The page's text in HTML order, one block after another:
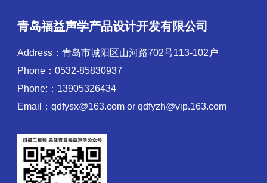
青岛福益声学产品设计开发有限公司
Address：青岛市城阳区山河路702号113-102户
Phone：0532-85830937
Phone:：13905326434
Email：qdfysx@163.com or qdfyzh@vip.163.com